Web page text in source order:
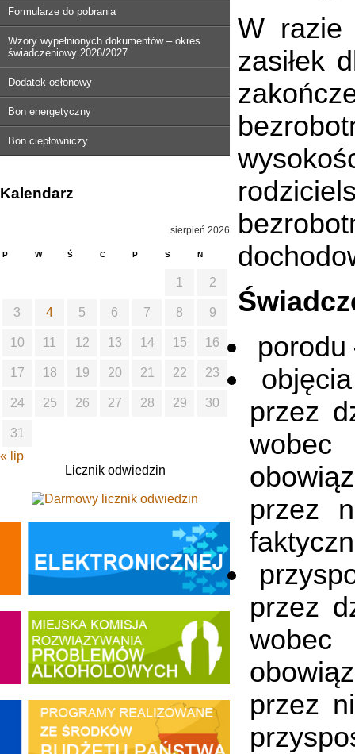
W razie
zasiłek
przez
przez
przez
przez
Formularze do pobrania
Wzory wypełnionych dokumentów – okres
świadczeniowy 2026/2027
Dodatek osłonowy
Bon energetyczny
Bon ciepłowniczy
Kalendarz
sierpień 2026
P W Ś C P S N
1 2
3 4 5 6 7 8 9
10 11 12 13 14 15 16
17 18 19 20 21 22 23
24 25 26 27 28 29 30
31
« lip
Licznik odwiedzin